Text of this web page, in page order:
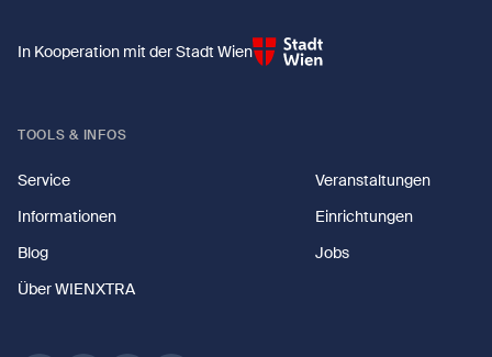
In Kooperation mit der Stadt Wien
TOOLS & INFOS
Service
Veranstaltungen
Informationen
Einrichtungen
Blog
Jobs
Über WIENXTRA